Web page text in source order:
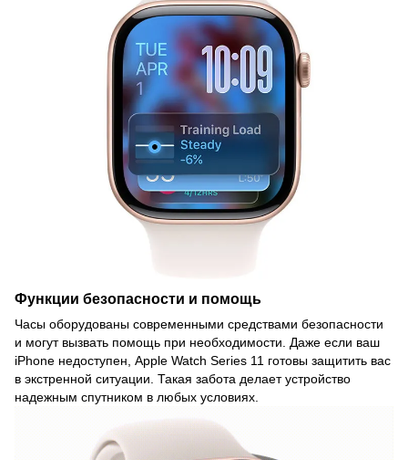
Функции безопасности и помощь
Часы оборудованы современными средствами безопасности
и могут вызвать помощь при необходимости. Даже если ваш
iPhone недоступен, Apple Watch Series 11 готовы защитить вас
в экстренной ситуации. Такая забота делает устройство
надежным спутником в любых условиях.